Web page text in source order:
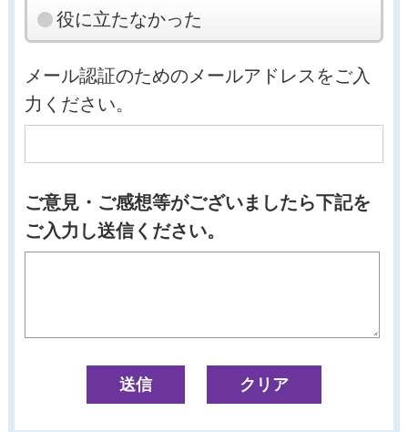
役に立たなかった
メール認証のためのメールアドレスをご入
力ください。
ご意見・ご感想等がございましたら下記を
ご入力し送信ください。